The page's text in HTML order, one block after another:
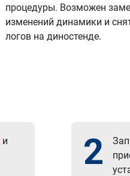
процедуры. Возможен
изменений динамики и
логов на диностенде.
и
2